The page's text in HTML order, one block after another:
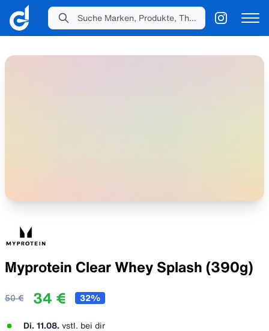
Myprotein Clear Whey Splash (390g)
50 € 34 € 32%
Di. 11.08. vstl. bei dir